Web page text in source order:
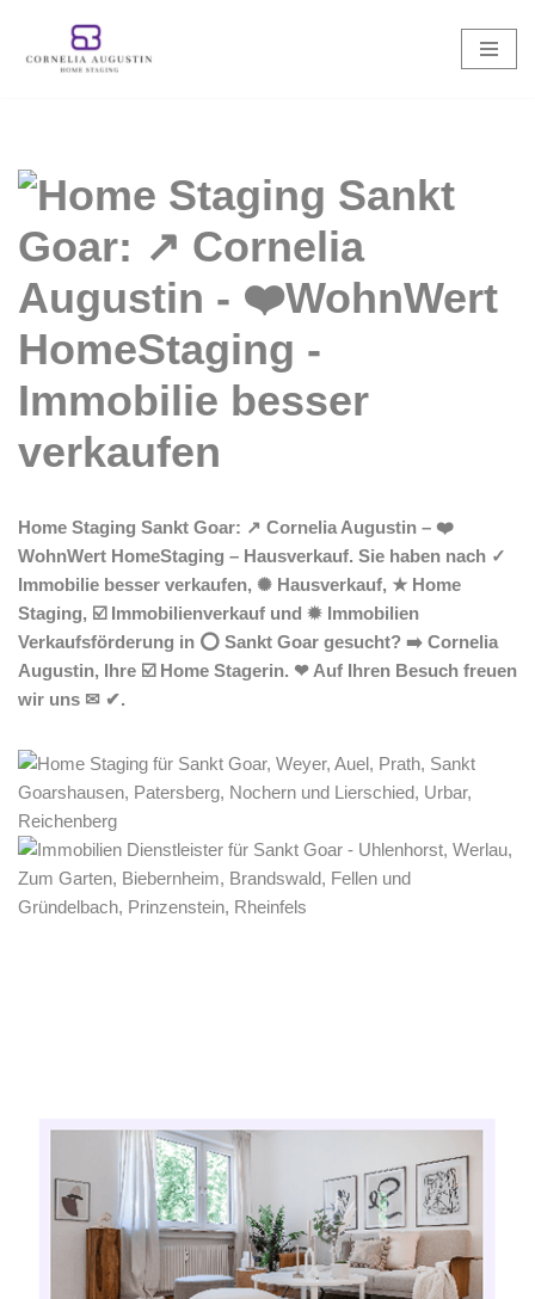
Zum
Home Staging Sankt Goar: ↗️ Cornelia Augustin – ❤️
WohnWert HomeStaging – Hausverkauf. Sie haben nach ✓
Immobilie besser verkaufen, ✺ Hausverkauf, ★ Home
Staging, ☑️ Immobilienverkauf und ✹ Immobilien
Verkaufsförderung in ⭕ Sankt Goar gesucht? ➡️ Cornelia
Augustin, Ihre ☑️ Home Stagerin. ❤ Auf Ihren Besuch freuen
wir uns ✉ ✔.